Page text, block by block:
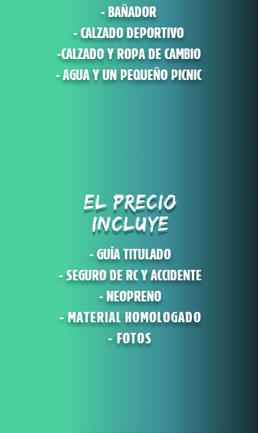
- BAÑADOR
- CALZADO DEPORTIVO
-CALZADO Y ROPA DE CAMBIO
- AGUA Y UN PEQUEÑO PICNIC
EL PRECIO
INCLUYE
- GUÍA TITULADO
- SEGURO DE RC Y ACCIDENTE
- NEOPRENO
- MATERIAL HOMOLOGADO
- FOTOS